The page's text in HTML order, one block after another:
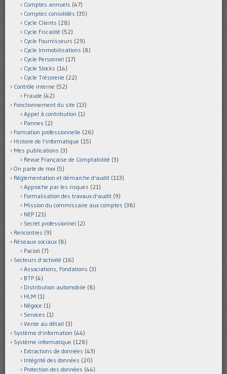
Comptes annuels (47)
Comptes consolidés (35)
Cycle Clients (28)
Cycle Fiscalité (52)
Cycle Fournisseurs (29)
Cycle Immobilisations (8)
Cycle Personnel (17)
Cycle Stocks (14)
Cycle Trésorerie (22)
Contrôle interne (52)
Fraude (42)
Fonctionnement du site (13)
Appel à contribution (1)
Pannes (2)
Formation professionnelle (26)
Histoire de l'informatique (15)
Mes publications (3)
Revue Française de Comptabilité (3)
On parle de moi (5)
Réglementation et démarche d'audit (113)
Approche par les risques (21)
Formalisation des travaux d'audit (9)
Mission du commissaire aux comptes (38)
NEP (21)
Secret professionnel (2)
Rencontres (9)
Réseaux sociaux (8)
Pacioli (7)
Secteurs d'activité (16)
Associations, Fondations (3)
BTP (4)
Distribution automobile (8)
HLM (1)
Négoce (1)
Services (1)
Vente au détail (3)
Système d'information (44)
Système informatique (128)
Extractions de données (43)
Intégrité des données (20)
Protection des données (44)